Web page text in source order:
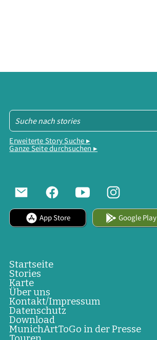
Erweiterte Story Suche ▸
Ganze Seite durchsuchen ▸
App Store Google Play
Startseite
Stories
Karte
Über uns
Kontakt/Impressum
Datenschutz
Download
MunichArtToGo in der Presse